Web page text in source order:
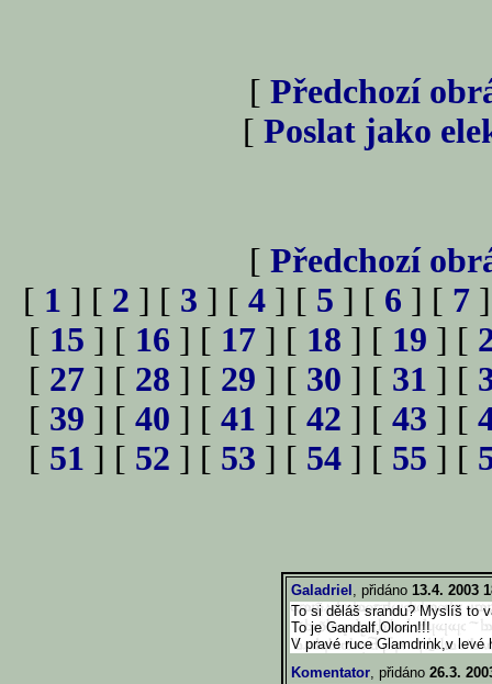
[ Předchozí
[ Poslat jako
[ Předchozí
[ 1 ] [ 2 ] [ 3 ] [ 4 ] [ 5 ] [ 6 ] [ 7
[ 15 ] [ 16 ] [ 17 ] [ 18 ] [ 19 ] [
[ 27 ] [ 28 ] [ 29 ] [ 30 ] [ 31 ] [
[ 39 ] [ 40 ] [ 41 ] [ 42 ] [ 43 ] [
[ 51 ] [ 52 ] [ 53 ] [ 54 ] [ 55 ] [
Galadriel , přidáno 13.4. 2003
To si děláš srandu? Myslíš to
To je Gandalf,Olorin!!!
V pravé ruce Glamdrink,v levé
Komentator, přidáno 26.3.